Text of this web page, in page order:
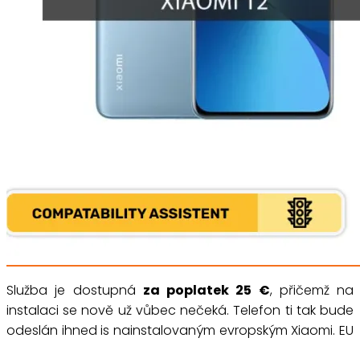
Služba je dostupná za poplatek 25 €, přičemž na
instalaci se nově už vůbec nečeká. Telefon ti tak bude
odeslán ihned is nainstalovaným evropským Xiaomi. EU